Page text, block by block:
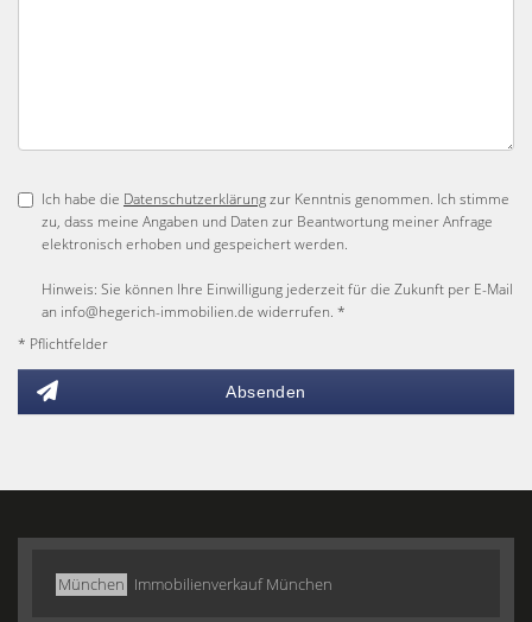
Ich habe die Datenschutzerklärungzur Kenntnis genommen. Ich stimme
zu, dass meine Angaben und Daten zur Beantwortung meiner Anfrage
elektronisch erhoben und gespeichert werden.
Hinweis: Sie können Ihre Einwilligung jederzeit für die Zukunft per E-Mail
an info@hegerich-immobilien.de widerrufen. *
* Pflichtfelder
Absenden
München Immobilienverkauf München